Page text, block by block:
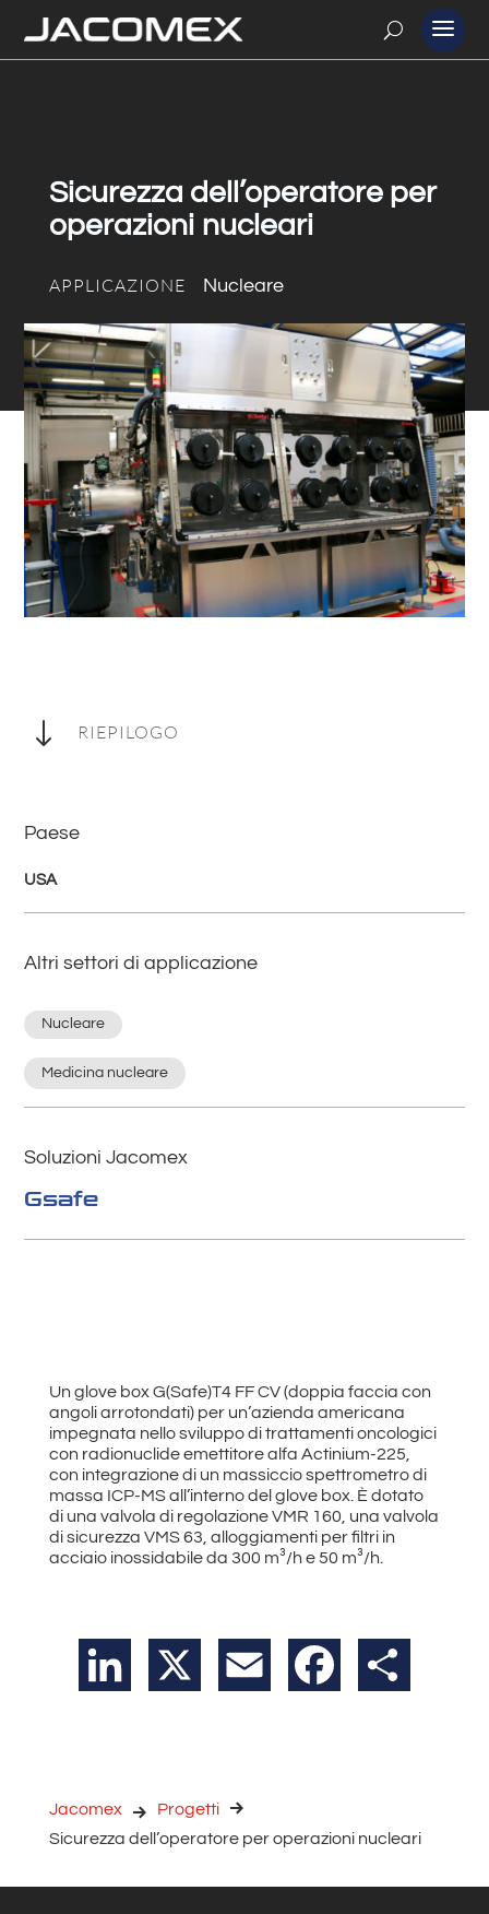
Sicurezza dell’operatore per
operazioni nucleari
APPLICAZIONE Nucleare
" RIEPILOGO
Paese
USA
Altri settori di applicazione
Nucleare
Medicina nucleare
Soluzioni Jacomex
Gsafe
Un glove box G(Safe)T4 FF CV (doppia faccia con
angoli arrotondati) per un’azienda americana
impegnata nello sviluppo di trattamenti oncologici
con radionuclide emettitore alfa Actinium-225,
con integrazione di un massiccio spettrometro di
massa ICP-MS all’interno del glove box. È dotato
di una valvola di regolazione VMR 160, una valvola
di sicurezza VMS 63, alloggiamenti per filtri in
acciaio inossidabile da 300 m³/h e 50 m³/h.
LinkedIn Email Facebook
Jacomex
Progetti
Sicurezza dell’operatore per operazioni nucleari